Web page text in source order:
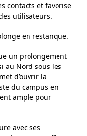
contacts et favorise
utilisateurs.
en restanque.
un prolongement
au Nord sous les
d’ouvrir la
du campus en
ample pour
avec ses